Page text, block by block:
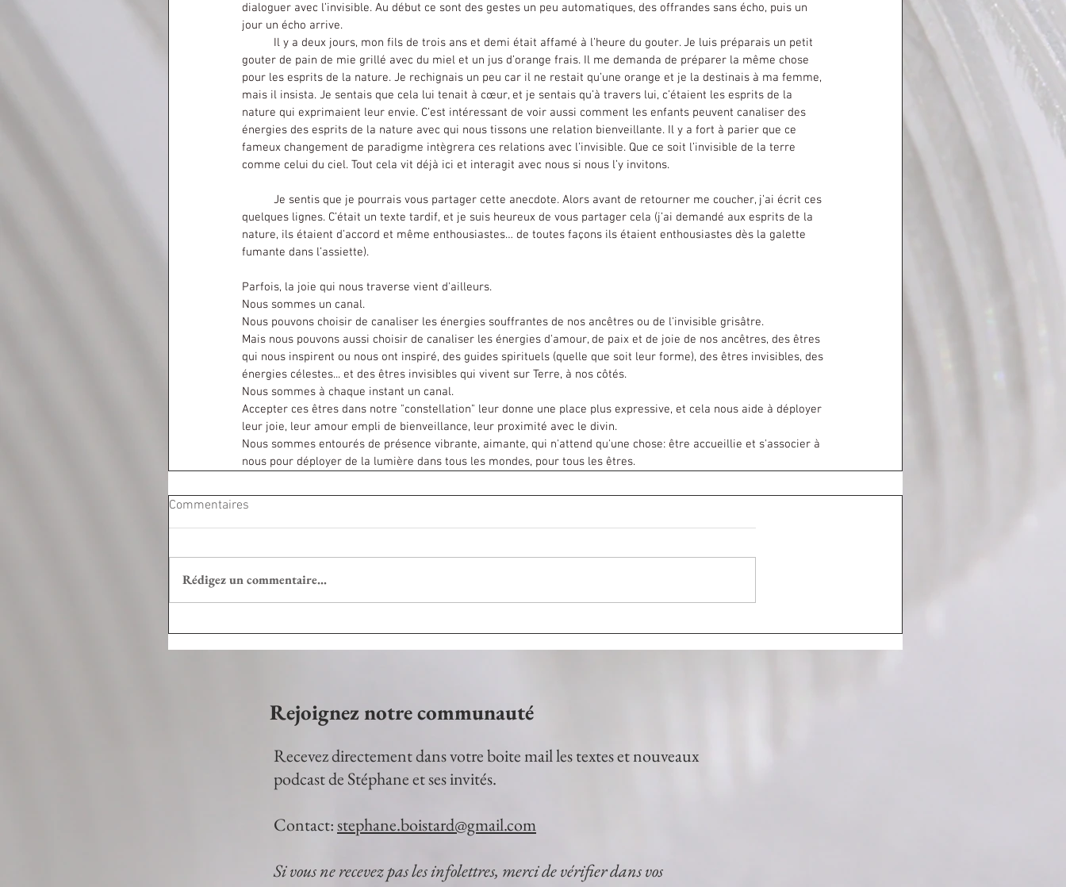
dialoguer avec l’invisible. Au début ce sont des gestes un peu automatiques, des offrandes sans écho, puis un
jour un écho arrive.
gouter de pain de mie grillé avec du miel et un jus d’orange frais. Il me demanda de préparer la même chose
pour les esprits de la nature. Je rechignais un peu car il ne restait qu’une orange et je la destinais à ma femme,
mais il insista. Je sentais que cela lui tenait à cœur, et je sentais qu’à travers lui, c’étaient les esprits de la
nature qui exprimaient leur envie. C’est intéressant de voir aussi comment les enfants peuvent canaliser des
énergies des esprits de la nature avec qui nous tissons une relation bienveillante. Il y a fort à parier que ce
fameux changement de paradigme intègrera ces relations avec l’invisible. Que ce soit l’invisible de la terre
comme celui du ciel. Tout cela vit déjà ici et interagit avec nous si nous l’y invitons.
quelques lignes. C’était un texte tardif, et je suis heureux de vous partager cela (j’ai demandé aux esprits de la
nature, ils étaient d’accord et même enthousiastes… de toutes façons ils étaient enthousiastes dès la galette
fumante dans l’assiette).
Parfois, la joie qui nous traverse vient d'ailleurs.
Nous sommes un canal.
Nous pouvons choisir de canaliser les énergies souffrantes de nos ancêtres ou de l'invisible grisâtre.
Mais nous pouvons aussi choisir de canaliser les énergies d'amour, de paix et de joie de nos ancêtres, des êtres
qui nous inspirent ou nous ont inspiré, des guides spirituels (quelle que soit leur forme), des êtres invisibles, des
énergies célestes... et des êtres invisibles qui vivent sur Terre, à nos côtés.
Nous sommes à chaque instant un canal.
Accepter ces êtres dans notre "constellation" leur donne une place plus expressive, et cela nous aide à déployer
leur joie, leur amour empli de bienveillance, leur proximité avec le divin.
Nous sommes entourés de présence vibrante, aimante, qui n'attend qu'une chose: être accueillie et s'associer à
nous pour déployer de la lumière dans tous les mondes, pour tous les êtres.
Commentaires
Rédigez un commentaire...
Rejoignez notre communauté
Recevez directement dans votre boite mail les textes et nouveaux
podcast de Stéphane et ses invités.
Contact:stephane.boistard@gmail.com
Si vous ne recevez pas les infolettres, merci de vérifier dans vos